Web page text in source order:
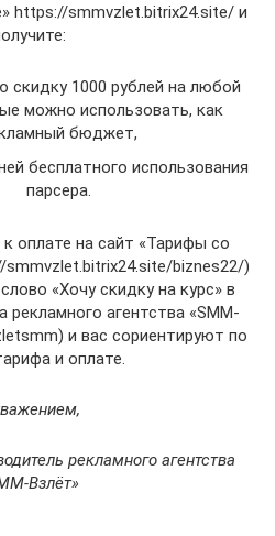
https://smmvzlet.bitrix24.site/ и
скидку 1000 рублей на любой
можно использовать, как
бюджет,
бесплатного использования
парсера.
оплате на сайт «Тарифы со
biznes22/)
«Хочу скидку на курс» в
агентства «SMM-
и вас сориентируют по
и оплате.
рекламного агентства
Взлёт»